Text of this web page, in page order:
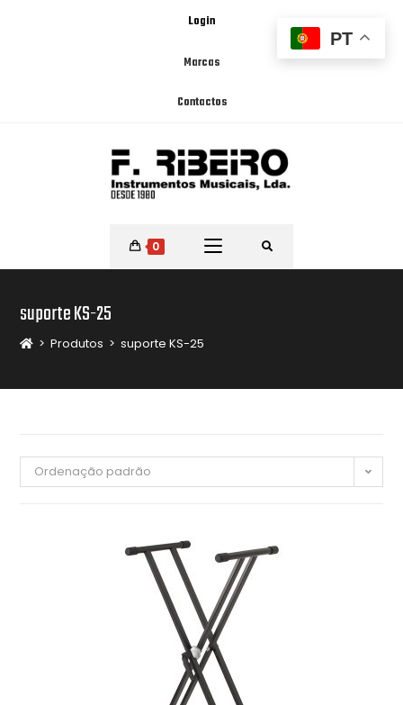
Login
Marcas
Contactos
0
suporte KS-25
> Produtos > suporte KS-25
Ordenação padrão
PT